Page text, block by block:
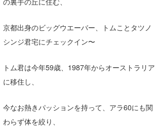
京都出身のビッグウエーバー、トムことタツノ
シンジ君宅にチェックイン〜
トム君は今年59歳、1987年からオーストラリア
に移住し、
今なお熱きパッションを持って、アラ60にも関
わらず体を絞り、
OYZ
Soulman
waka☆=